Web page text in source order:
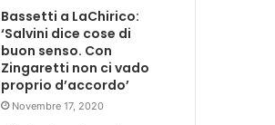
Bassetti a LaChirico:
‘Salvini dice cose di
buon senso. Con
Zingaretti non ci vado
proprio d’accordo’
Novembre 17, 2020